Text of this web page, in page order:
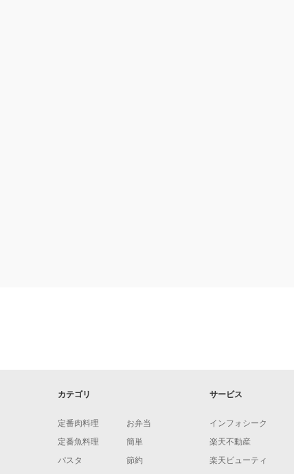
カテゴリ
定番肉料理
定番魚料理
パスタ
お弁当
簡単
節約
サービス
インフォシーク
楽天不動産
楽天ビューティ